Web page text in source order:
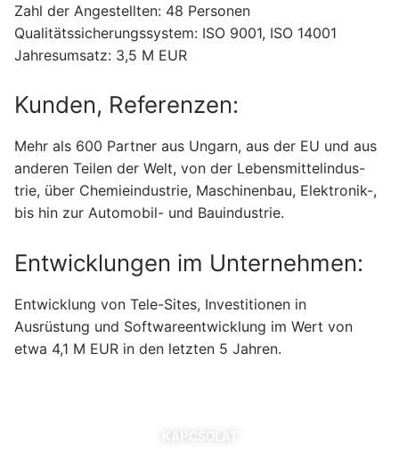
Zahl der Angestellten: 48 Personen
Qualitätssicherungssystem: ISO 9001, ISO 14001
Jahresumsatz: 3,5 M EUR
Kunden, Referenzen:
Mehr als 600 Partner aus Ungarn, aus der EU und aus
anderen Teilen der Welt, von der Lebensmittelindus-
trie, über Chemieindustrie, Maschinenbau, Elektronik-,
bis hin zur Automobil- und Bauindustrie.
Entwicklungen im Unternehmen:
Entwicklung von Tele-Sites, Investitionen in
Ausrüstung und Softwareentwicklung im Wert von
etwa 4,1 M EUR in den letzten 5 Jahren.
KAPCSOLAT